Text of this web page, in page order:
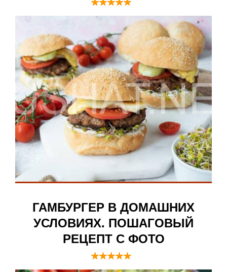
ГАМБУРГЕР В ДОМАШНИХ
УСЛОВИЯХ. ПОШАГОВЫЙ
РЕЦЕПТ С ФОТО